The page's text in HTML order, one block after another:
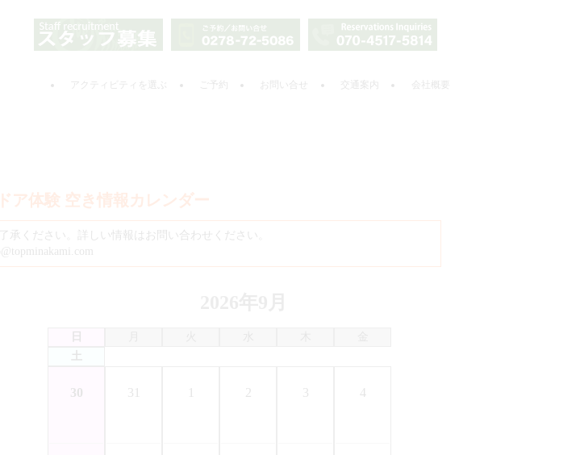
アクティビティを選ぶ お問い合せ 交通案内 会社概要
ア体験 空き情報カレンダー
承ください。詳しい情報はお問い合わせください。
日
土
30 31 1 2 3 4